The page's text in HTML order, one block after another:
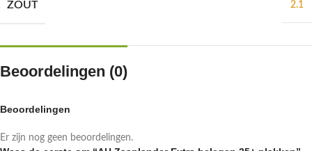
ZOUT 2.1
Beoordelingen (0)
Beoordelingen
Er zijn nog geen beoordelingen.